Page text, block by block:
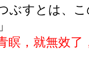
ぶすとは、
瞑，就無效